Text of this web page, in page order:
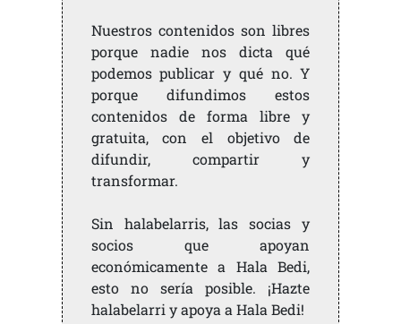
Nuestros contenidos son libres
porque nadie nos dicta qué
podemos publicar y qué no. Y
porque difundimos estos
contenidos de forma libre y
gratuita, con el objetivo de
difundir, compartir y
transformar.
Sin halabelarris, las socias y
socios que apoyan
económicamente a Hala Bedi,
esto no sería posible. ¡Hazte
halabelarri y apoya a Hala Bedi!